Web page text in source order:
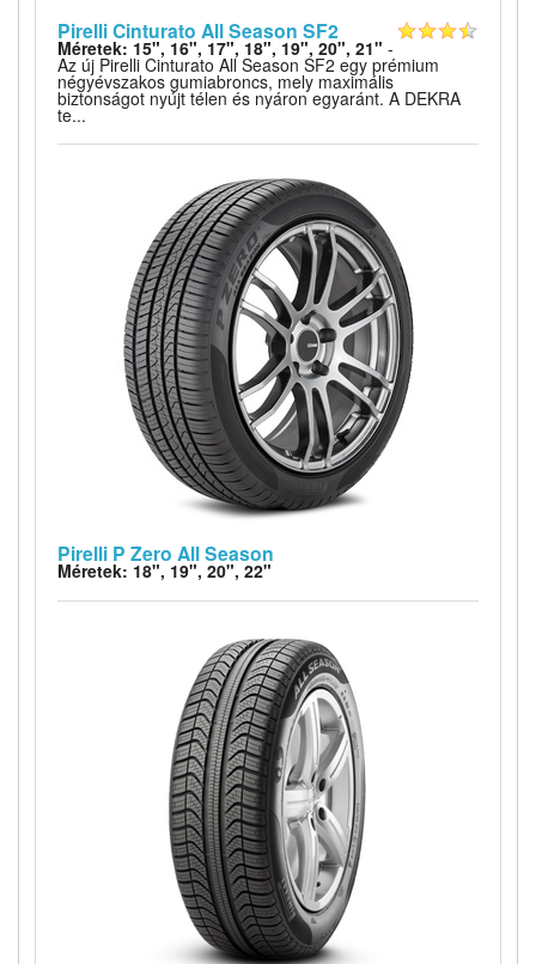
Pirelli Cinturato All Season SF2
Méretek: 15", 16", 17", 18", 19", 20", 21" -
Az új Pirelli Cinturato All Season SF2 egy prémium
négyévszakos gumiabroncs, mely maximális
biztonságot nyújt télen és nyáron egyaránt. A DEKRA
te...
Pirelli P Zero All Season
Méretek: 18", 19", 20", 22"